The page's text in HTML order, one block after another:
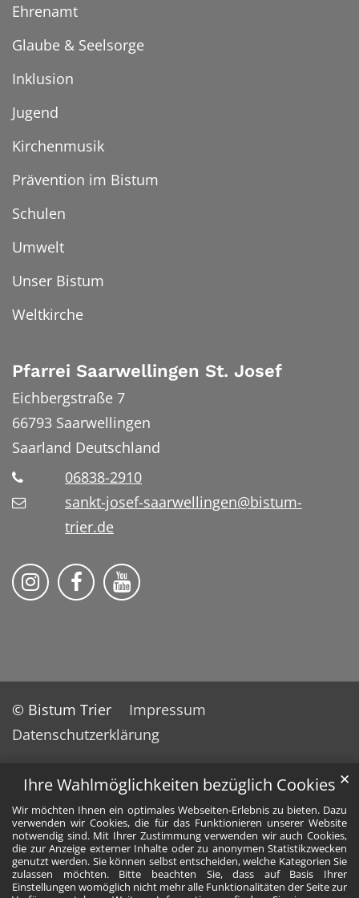
Ihre Wahlmöglichkeiten bezüglich Cookies
Wir möchten Ihnen ein optimales Webseiten-Erlebnis zu bieten. Dazu
verwenden wir Cookies, die für das Funktionieren unserer Website
notwendig sind. Mit Ihrer Zustimmung verwenden wir auch Cookies,
die zur Anzeige externer Inhalte oder zu anonymen Statistikzwecken
genutzt werden. Sie können selbst entscheiden, welche Kategorien Sie
zulassen möchten. Bitte beachten Sie, dass auf Basis Ihrer
Einstellungen womöglich nicht mehr alle Funktionalitäten der Seite zur
✕
Ehrenamt
Glaube & Seelsorge
Inklusion
Jugend
Kirchenmusik
Prävention im Bistum
Schulen
Umwelt
Unser Bistum
Weltkirche
Pfarrei Saarwellingen St. Josef
Eichbergstraße 7
66793 Saarwellingen
Saarland Deutschland
06838-2910
sankt-josef-saarwellingen@bistum-
trier.de
Folge uns auf Instragram
Folge uns auf Facebook
Fogle uns auf YouTube
© Bistum Trier
Impressum
Datenschutzerklärung